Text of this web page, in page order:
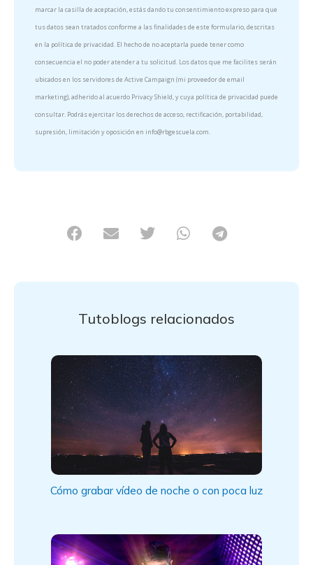
marcar la casilla de aceptación, estás dando tu consentimiento expreso para que
tus datos sean tratados conforme a las finalidades de este formulario, descritas
en la política de privacidad. El hecho de no aceptarla puede tener como
consecuencia el no poder atender a tu solicitud. Los datos que me facilites serán
ubicados en los servidores de Active Campaign (mi proveedor de email
marketing), adherido al acuerdo Privacy Shield, y cuya política de privacidad puede
consultar. Podrás ejercitar los derechos de acceso, rectificación, portabilidad,
supresión, limitación y oposición en info@rbgescuela.com.
Tutoblogs relacionados
Cómo grabar vídeo de noche o con poca luz